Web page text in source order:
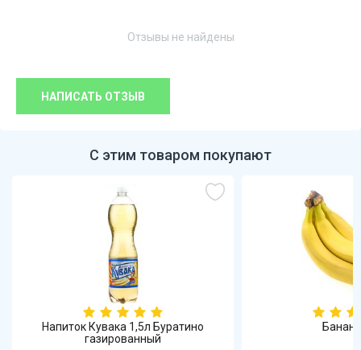
Отзывы не найдены
НАПИСАТЬ ОТЗЫВ
С этим товаром покупают
Напиток Кувака 1,5л Буратино
газированный
Бананы 1кг